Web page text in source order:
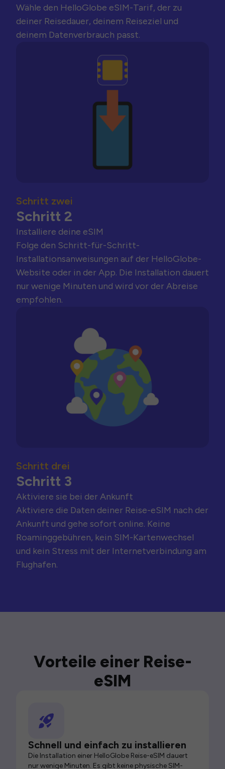
Wähle den HelloGlobe eSIM-Tarif, der zu
deiner Reisedauer, deinem Reiseziel und
deinem Datenverbrauch passt.
Schritt zwei
Schritt 2
Installiere deine eSIM
Folge den Schritt-für-Schritt-
Installationsanweisungen auf der HelloGlobe-
Website oder in der App. Die Installation dauert
nur wenige Minuten und wird vor der Abreise
empfohlen.
Schritt drei
Schritt 3
Aktiviere sie bei der Ankunft
Aktiviere die Daten deiner Reise-eSIM nach der
Ankunft und gehe sofort online. Keine
Roaminggebühren, kein SIM-Kartenwechsel
und kein Stress mit der Internetverbindung am
Flughafen.
Vorteile einer Reise-
eSIM
Schnell und einfach zu installieren
Die Installation einer HelloGlobe Reise-eSIM dauert
nur wenige Minuten. Es gibt keine physische SIM-